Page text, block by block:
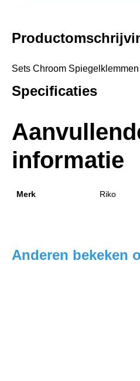
Sets Chroom Spiegelklemmen
Specificaties
informatie
Merk Riko
Anderen bekeken